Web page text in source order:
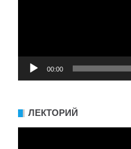
00:00
ЛЕКТОРИЙ